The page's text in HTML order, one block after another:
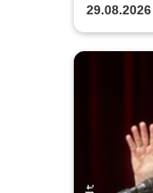
Haus
29.08.2026